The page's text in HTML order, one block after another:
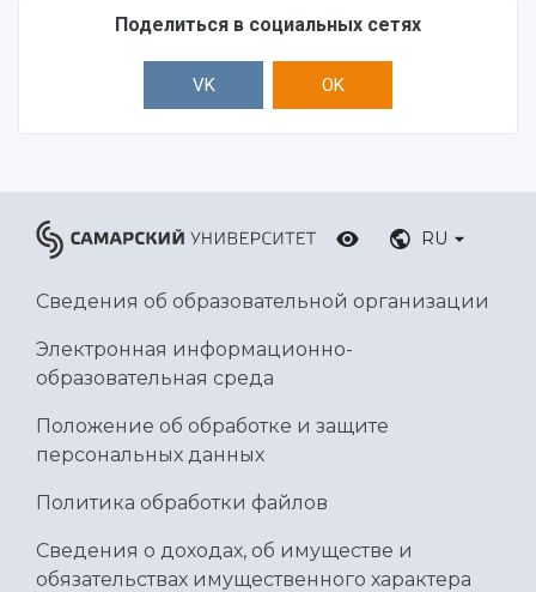
Поделиться в социальных сетях
VK OK
RU
Сведения об образовательной организации
Электронная информационно-
образовательная среда
Положение об обработке и защите
персональных данных
Политика обработки файлов
Сведения о доходах, об имуществе и
обязательствах имущественного характера